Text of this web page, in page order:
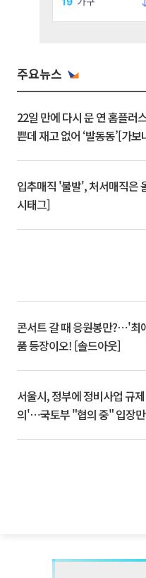
주요뉴스
22일 만에 다시 문 연 홈플러
쁜데 재고 없어 ‘발동동’[가보
입추매직 '불발', 처서매직은
시태그]
콘서트 갈 때 응원봉만?⋯'최
품 등장이오! [솔드아웃]
서울시, 정부에 정비사업 규
의'⋯국토부 "협의 중" 입장